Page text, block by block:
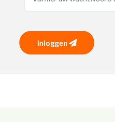
Inloggen